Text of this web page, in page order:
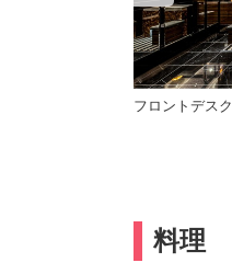
フロントデスク
料理